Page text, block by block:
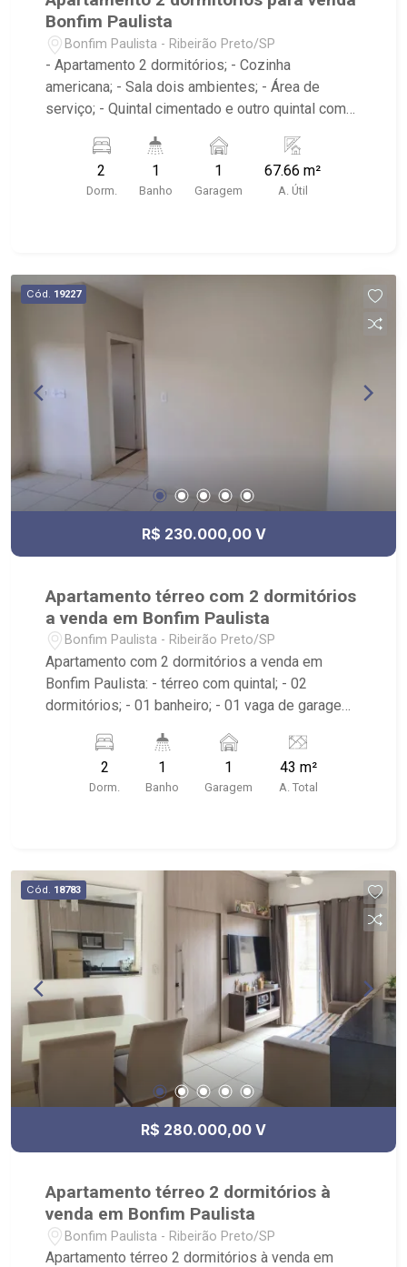
Bonfim Paulista
Bonfim Paulista - Ribeirão Preto/SP
- Apartamento 2 dormitórios; - Cozinha
americana; - Sala dois ambientes; - Área de
serviço; - Quintal cimentado e outro quintal com
Campo de Futebol e Salão de Festas; - Próximo à
DaniBe FullStore, Bola na Grama Bonfim e
Baterias Batex Bonfim Paulista.
2
Dorm.
1
Banho
1
Garagem
67.66 m²
A. Útil
Cód. 19227
R$ 230.000,00 V
Apartamento térreo com 2 dormitórios
a venda em Bonfim Paulista
Bonfim Paulista - Ribeirão Preto/SP
Apartamento com 2 dormitórios a venda em
Bonfim Paulista: - térreo com quintal; - 02
dormitórios; - 01 banheiro; - 01 vaga de garagem;
supermercado Tonelli e Centro de Bonfim;
2
Dorm.
1
Banho
1
Garagem
43 m²
A. Total
Cód. 18783
R$ 280.000,00 V
Apartamento térreo 2 dormitórios à
venda em Bonfim Paulista
Bonfim Paulista - Ribeirão Preto/SP
Apartamento térreo 2 dormitórios à venda em